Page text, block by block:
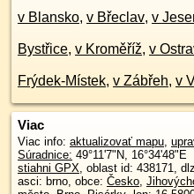
v Blansko, v Břeclav, v
Bystřice, v Kroměříž, v
Frýdek-Místek, v Zábřeh, v
Viac
Viac info: aktualizovať mapu,
Súradnice: 49°11'7"N, 16°34'48"E
stiahni GPX, oblast id: 438171, dlzka: 1853, oblast name: Brno, oblast
asci: brno, obce: Česko,